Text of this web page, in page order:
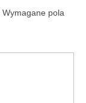
Wymagane pola